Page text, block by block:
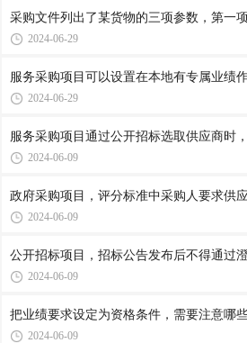
采购文件列出了某货物的三项参数，第一
2024-06-29
服务采购项目可以设置在本地有专属业绩
2024-06-29
服务采购项目通过公开招标选取供应商时
2024-06-09
政府采购项目，评分标准中采购人要求供
2024-06-09
公开招标项目，招标公告发布后不得通过
2024-06-09
把业绩要求设定为资格条件，需要注意哪
2024-06-09